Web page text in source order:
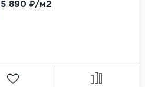
5 890 ₽/м2